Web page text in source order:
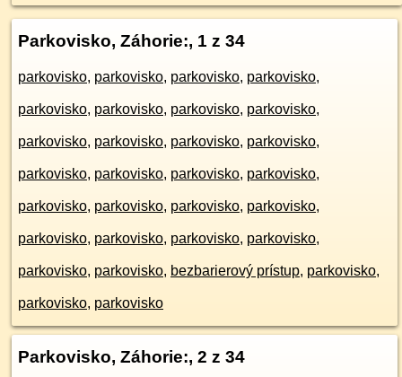
Parkovisko, Záhorie:, 1 z 34
parkovisko, parkovisko, parkovisko, parkovisko,
parkovisko, parkovisko, parkovisko, parkovisko,
parkovisko, parkovisko, parkovisko, parkovisko,
parkovisko, parkovisko, parkovisko, parkovisko,
parkovisko, parkovisko, parkovisko, parkovisko,
parkovisko, parkovisko, parkovisko, parkovisko,
parkovisko, parkovisko, bezbarierový prístup, parkovisko,
parkovisko, parkovisko
Parkovisko, Záhorie:, 2 z 34